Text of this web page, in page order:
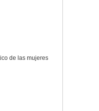
de las mujeres